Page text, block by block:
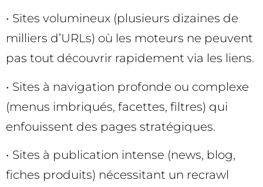
• Sites volumineux (plusieurs dizaines de
milliers d’URLs) où les moteurs ne peuvent
pas tout découvrir rapidement via les liens.
• Sites à navigation profonde ou complexe
(menus imbriqués, facettes, filtres) qui
enfouissent des pages stratégiques.
• Sites à publication intense (news, blog,
fiches produits) nécessitant un recrawl